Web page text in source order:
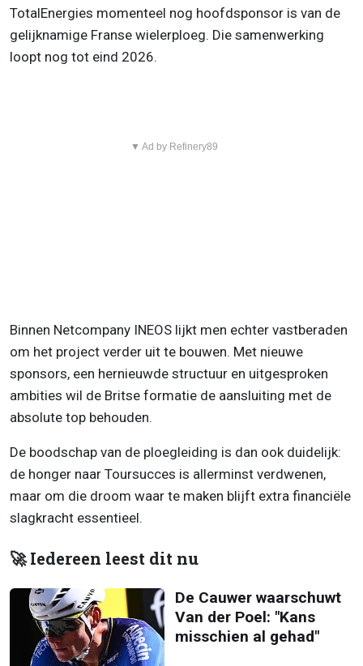
TotalEnergies momenteel nog hoofdsponsor is van de
gelijknamige Franse wielerploeg. Die samenwerking
loopt nog tot eind 2026.
▼ Ad by Refinery89
Binnen Netcompany INEOS lijkt men echter vastberaden
om het project verder uit te bouwen. Met nieuwe
sponsors, een hernieuwde structuur en uitgesproken
ambities wil de Britse formatie de aansluiting met de
absolute top behouden.
De boodschap van de ploegleiding is dan ook duidelijk:
de honger naar Toursucces is allerminst verdwenen,
maar om die droom waar te maken blijft extra financiële
slagkracht essentieel.
🚀 Iedereen leest dit nu
De Cauwer waarschuwt
Van der Poel: "Kans
misschien al gehad"